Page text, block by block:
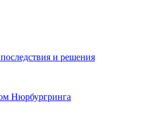
и решения
Нюрбургринга